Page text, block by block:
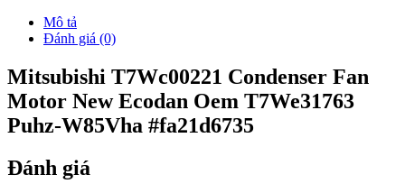
Mô tả
Đánh giá (0)
Mitsubishi T7Wc00221 Condenser Fan
Motor New Ecodan Oem T7We31763
Puhz-W85Vha #fa21d6735
Đánh giá